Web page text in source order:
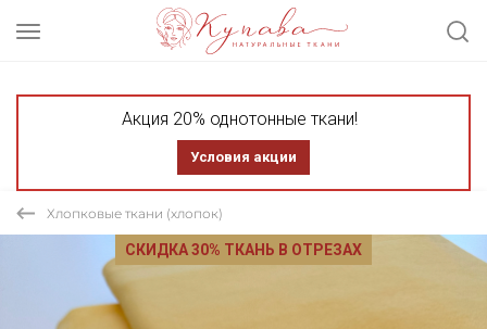
Акция 20% однотонные ткани!
Условия акции
Хлопковые ткани (хлопок)
СКИДКА 30% ТКАНЬ В ОТРЕЗАХ